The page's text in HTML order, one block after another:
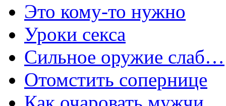
Это кому-то нужно
Уроки секса
Сильное оружие слаб…
Отомстить сопернице